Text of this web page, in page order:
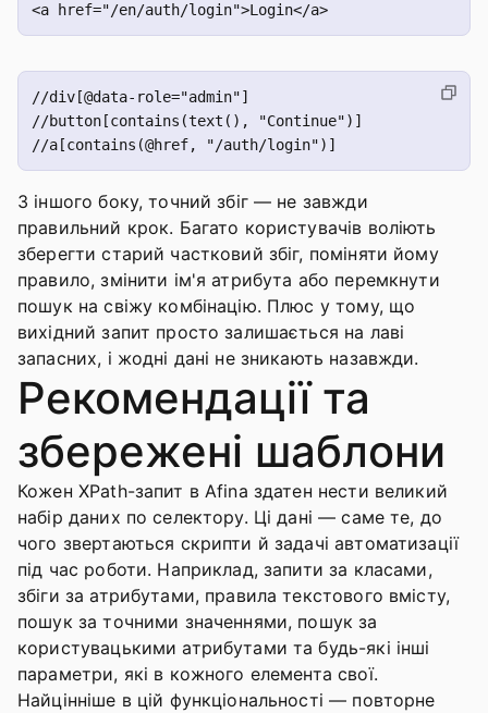
//div[@data-role="admin"]
//button[contains(text(), "Continue")]
З іншого боку, точний збіг — не завжди
правильний крок. Багато користувачів воліють
зберегти старий частковий збіг, поміняти йому
правило, змінити ім'я атрибута або перемкнути
пошук на свіжу комбінацію. Плюс у тому, що
вихідний запит просто залишається на лаві
запасних, і жодні дані не зникають назавжди.
Рекомендації та
збережені шаблони
Кожен XPath-запит в Afina здатен нести великий
набір даних по селектору. Ці дані — саме те, до
чого звертаються скрипти й задачі автоматизації
під час роботи. Наприклад, запити за класами,
збіги за атрибутами, правила текстового вмісту,
пошук за точними значеннями, пошук за
користувацькими атрибутами та будь-які інші
параметри, які в кожного елемента свої.
Найцінніше в цій функціональності — повторне